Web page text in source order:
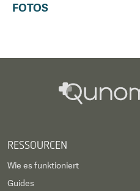
FOTOS
RESSOURCEN
Wie es funktioniert
Guides